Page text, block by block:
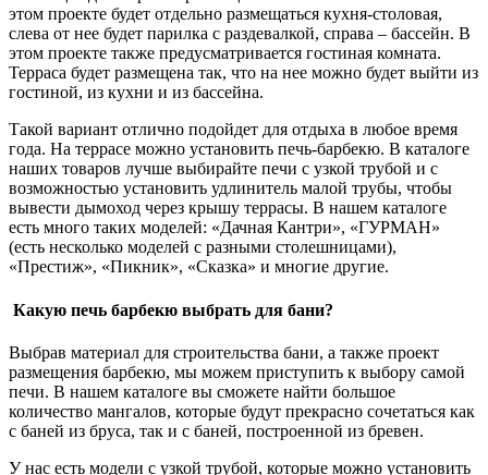
этом проекте будет отдельно размещаться кухня-столовая,
слева от нее будет парилка с раздевалкой, справа – бассейн. В
этом проекте также предусматривается гостиная комната.
Терраса будет размещена так, что на нее можно будет выйти из
гостиной, из кухни и из бассейна.
Такой вариант отлично подойдет для отдыха в любое время
года. На террасе можно установить печь-барбекю. В каталоге
наших товаров лучше выбирайте печи с узкой трубой и с
возможностью установить удлинитель малой трубы, чтобы
вывести дымоход через крышу террасы. В нашем каталоге
есть много таких моделей: «Дачная Кантри», «ГУРМАН»
(есть несколько моделей с разными столешницами),
«Престиж», «Пикник», «Сказка» и многие другие.
Какую печь барбекю выбрать для бани?
Выбрав материал для строительства бани, а также проект
размещения барбекю, мы можем приступить к выбору самой
печи. В нашем каталоге вы сможете найти большое
количество мангалов, которые будут прекрасно сочетаться как
с баней из бруса, так и с баней, построенной из бревен.
У нас есть модели с узкой трубой, которые можно установить